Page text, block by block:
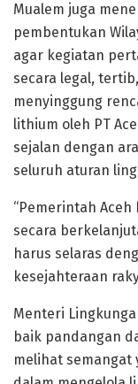
Mualem juga
pembentukan
agar kegiatan
secara legal,
menyinggung
lithium oleh PT
sejalan dengan
seluruh aturan
“Pemerintah
secara
harus selaras
kesejahteraan
Menteri
baik pandangan
melihat semangat